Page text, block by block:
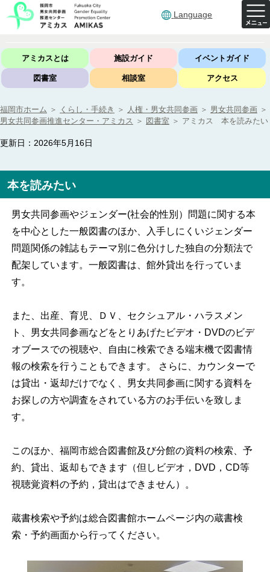
Language
アミカスとは 施設ガイド イベントガイド
図書室 相談室 アクセス
福岡市ホーム ＞ くらし・手続き ＞ 人権・男女共同参画 ＞ 男女共同参画 ＞
男女共同参画推進センター・アミカス ＞ 図書室 ＞ アミカス 本を読みたい
更新日：2026年5月16日
本を読みたい
男女共同参画やジェンダー(社会的性別）問題に関する本
を中心とした一般図書のほか、入手しにくいジェンダー
問題関係の雑誌もテーマ別に色分けした独自の分類法で
配架しています。一般図書は、館外貸出を行っていま
す。
また、出産、育児、ＤＶ、セクシュアル・ハラスメン
ト、男女共同参画などをとりあげたビデオ・DVDのビデ
オブースでの視聴や、自由に検索できる端末機で図書情
報の検索を行うこともできます。 さらに、カウンターで
は貸出・返却だけでなく、男女共同参画に関する資料を
お探しの方や調査をされている方のお手伝いを致しま
す。
このほか、福岡市総合図書館及び分館の資料の検索、予
約、貸出、返却もできます（但しビデオ，DVD，CD等
視聴覚資料の予約，貸出はできません）。
蔵書検索や予約は総合図書館ホームページ内の蔵書検
索・予約画面から行ってください。